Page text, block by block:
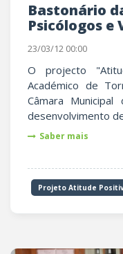
Bastonário da Ordem dos
Psicólogos e
23/03/12 00:00
O projecto
Académico de
Câmara
desenvolvimento
Saber mais
Projeto Atitude